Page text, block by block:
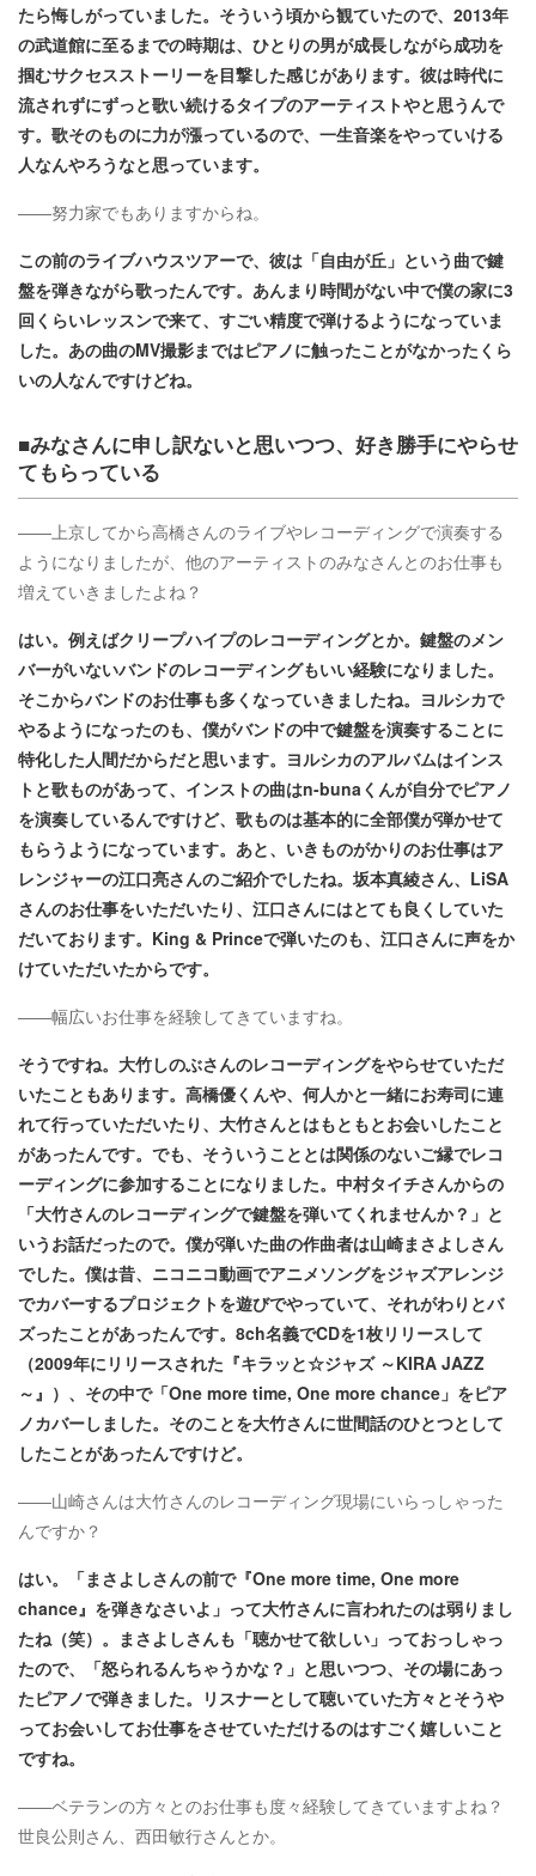
たら悔しがっていました。そういう頃から観ていたので、2013年
の武道館に至るまでの時期は、ひとりの男が成長しながら成功を
掴むサクセスストーリーを目撃した感じがあります。彼は時代に
流されずにずっと歌い続けるタイプのアーティストやと思うんで
す。歌そのものに力が漲っているので、一生音楽をやっていける
人なんやろうなと思っています。
――努力家でもありますからね。
この前のライブハウスツアーで、彼は「自由が丘」という曲で鍵
盤を弾きながら歌ったんです。あんまり時間がない中で僕の家に3
回くらいレッスンで来て、すごい精度で弾けるようになっていま
した。あの曲のMV撮影まではピアノに触ったことがなかったくら
いの人なんですけどね。
■みなさんに申し訳ないと思いつつ、好き勝手にやらせ
てもらっている
――上京してから高橋さんのライブやレコーディングで演奏する
ようになりましたが、他のアーティストのみなさんとのお仕事も
増えていきましたよね？
はい。例えばクリープハイプのレコーディングとか。鍵盤のメン
バーがいないバンドのレコーディングもいい経験になりました。
そこからバンドのお仕事も多くなっていきましたね。ヨルシカで
やるようになったのも、僕がバンドの中で鍵盤を演奏することに
特化した人間だからだと思います。ヨルシカのアルバムはインス
トと歌ものがあって、インストの曲はn-bunaくんが自分でピアノ
を演奏しているんですけど、歌ものは基本的に全部僕が弾かせて
もらうようになっています。あと、いきものがかりのお仕事はア
レンジャーの江口亮さんのご紹介でしたね。坂本真綾さん、LiSA
さんのお仕事をいただいたり、江口さんにはとても良くしていた
だいております。King & Princeで弾いたのも、江口さんに声をか
けていただいたからです。
――幅広いお仕事を経験してきていますね。
そうですね。大竹しのぶさんのレコーディングをやらせていただ
いたこともあります。高橋優くんや、何人かと一緒にお寿司に連
れて行っていただいたり、大竹さんとはもともとお会いしたこと
があったんです。でも、そういうこととは関係のないご縁でレコ
ーディングに参加することになりました。中村タイチさんからの
「大竹さんのレコーディングで鍵盤を弾いてくれませんか？」と
いうお話だったので。僕が弾いた曲の作曲者は山崎まさよしさん
でした。僕は昔、ニコニコ動画でアニメソングをジャズアレンジ
でカバーするプロジェクトを遊びでやっていて、それがわりとバ
ズったことがあったんです。8ch名義でCDを1枚リリースして
（2009年にリリースされた『キラッと☆ジャズ ～KIRA JAZZ
～』）、その中で「One more time, One more chance」をピア
ノカバーしました。そのことを大竹さんに世間話のひとつとして
したことがあったんですけど。
――山崎さんは大竹さんのレコーディング現場にいらっしゃった
んですか？
はい。「まさよしさんの前で『One more time, One more
chance』を弾きなさいよ」って大竹さんに言われたのは弱りまし
たね（笑）。まさよしさんも「聴かせて欲しい」っておっしゃっ
たので、「怒られるんちゃうかな？」と思いつつ、その場にあっ
たピアノで弾きました。リスナーとして聴いていた方々とそうや
ってお会いしてお仕事をさせていただけるのはすごく嬉しいこと
ですね。
――ベテランの方々とのお仕事も度々経験してきていますよね？
世良公則さん、西田敏行さんとか。